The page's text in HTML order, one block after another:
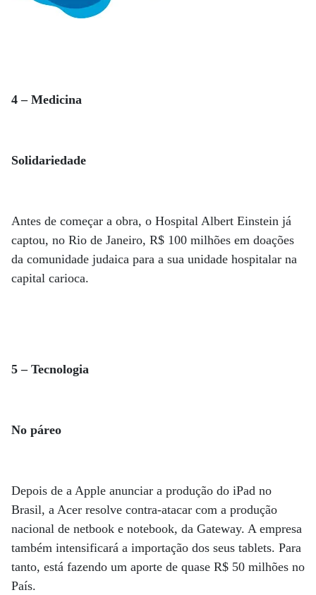
4 – Medicina
Solidariedade
Antes de começar a obra, o Hospital Albert Einstein já
captou, no Rio de Janeiro, R$ 100 milhões em doações
da comunidade judaica para a sua unidade hospitalar na
capital carioca.
5 – Tecnologia
No páreo
Depois de a Apple anunciar a produção do iPad no
Brasil, a Acer resolve contra-atacar com a produção
nacional de netbook e notebook, da Gateway. A empresa
também intensificará a importação dos seus tablets. Para
tanto, está fazendo um aporte de quase R$ 50 milhões no
País.